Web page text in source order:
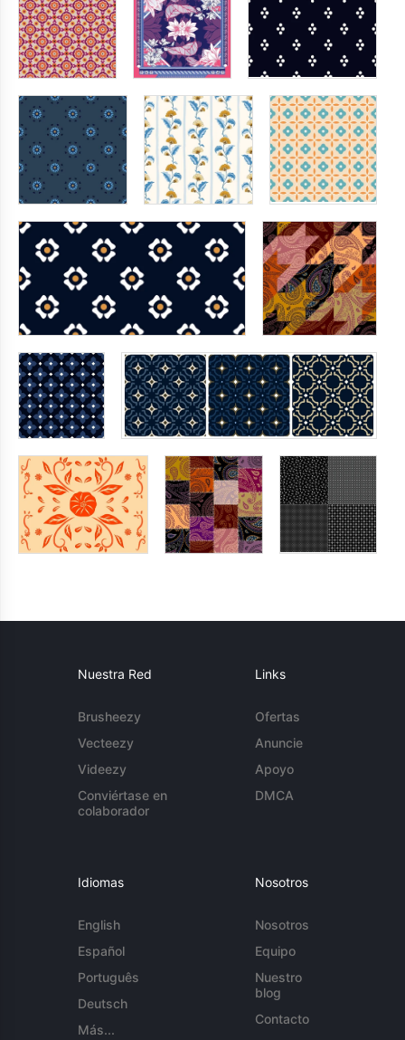
Nuestra Red
Brusheezy
Vecteezy
Videezy
Conviértase en
colaborador
Links
Ofertas
Anuncie
Apoyo
DMCA
Idiomas
English
Español
Português
Deutsch
Más...
Nosotros
Nosotros
Equipo
Nuestro
blog
Contacto